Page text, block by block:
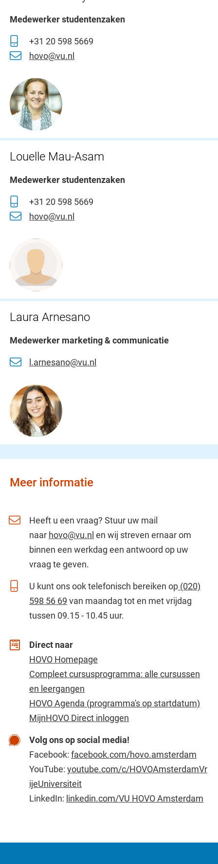
Medewerker studentenzaken
+31 20 598 5669
hovo@vu.nl
Louelle Mau-Asam
Medewerker studentenzaken
+31 20 598 5669
hovo@vu.nl
Laura Arnesano
Medewerker marketing & communicatie
l.arnesano@vu.nl
Meer informatie
Heeft u een vraag? Stuur uw mail
naar hovo@vu.nl en wij streven ernaar om
binnen een werkdag een antwoord op uw
vraag te geven.
U kunt ons ook telefonisch bereiken op (020)
598 56 69 van maandag tot en met vrijdag
tussen 09.15 - 10.45 uur.
Direct naar
HOVO Homepage
Compleet cursusprogramma: alle cursussen
en leergangen
HOVO Agenda (programma's op startdatum)
MijnHOVO Direct inloggen
Volg ons op social media!
Facebook: facebook.com/hovo.amsterdam
YouTube: youtube.com/c/HOVOAmsterdamVr
ijeUniversiteit
LinkedIn: linkedin.com/VU HOVO Amsterdam